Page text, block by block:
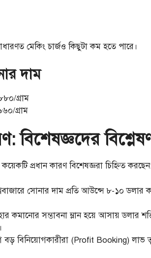
মেকিং চার্জও কিছুটা কম হতে পারে।
দাম
গ্রাম
গ্রাম
বিশেষজ্ঞদের
প্রধান কারণ বিশেষজ্ঞরা চিহ্নিত
সোনার দাম প্রতি আউন্সে ৮-১০ ডলার
হার কমানোর সম্ভাবনা ম্লান হয়ে আসায় ডলার
বড় বিনিয়োগকারীরা (Profit Booking) লাভ